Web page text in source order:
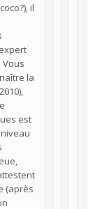
il
Vous
la
est
(après